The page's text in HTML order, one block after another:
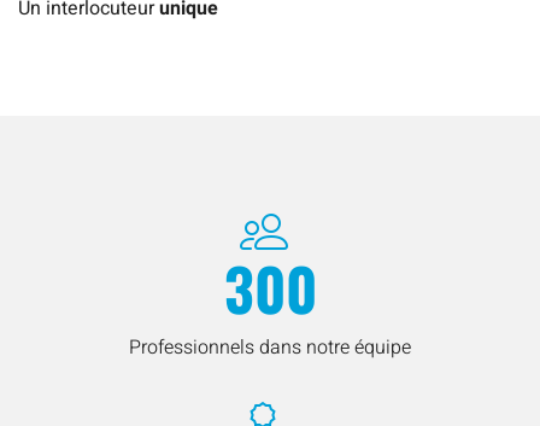
Un interlocuteurunique
300
Professionnels dans notre équipe